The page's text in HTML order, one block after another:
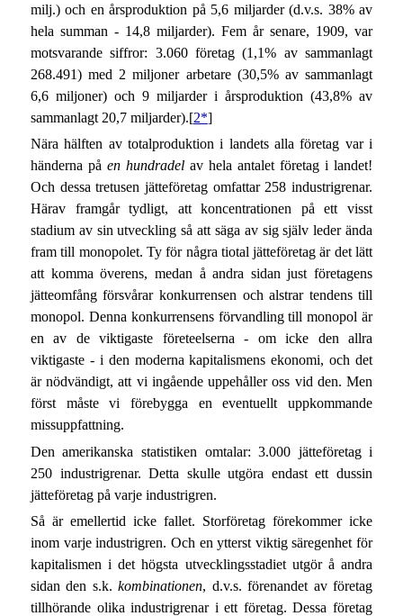
milj.) och en årsproduktion på 5,6 miljarder (d.v.s. 38% av
hela summan - 14,8 miljarder). Fem år senare, 1909, var
motsvarande siffror: 3.060 företag (1,1% av sammanlagt
268.491) med 2 miljoner arbetare (30,5% av sammanlagt
6,6 miljoner) och 9 miljarder i årsproduktion (43,8% av
sammanlagt 20,7 miljarder).[2*]
Nära hälften av totalproduktion i landets alla företag var i
händerna på en hundradelav hela antalet företag i landet!
Och dessa tretusen jätteföretag omfattar 258 industrigrenar.
Härav framgår tydligt, att koncentrationen på ett visst
stadium av sin utveckling så att säga av sig själv leder ända
fram till monopolet. Ty för några tiotal jätteföretag är det lätt
att komma överens, medan å andra sidan just företagens
jätteomfång försvårar konkurrensen och alstrar tendens till
monopol. Denna konkurrensens förvandling till monopol är
en av de viktigaste företeelserna - om icke den allra
viktigaste - i den moderna kapitalismens ekonomi, och det
är nödvändigt, att vi ingående uppehåller oss vid den. Men
först måste vi förebygga en eventuellt uppkommande
missuppfattning.
Den amerikanska statistiken omtalar: 3.000 jätteföretag i
250 industrigrenar. Detta skulle utgöra endast ett dussin
jätteföretag på varje industrigren.
Så är emellertid icke fallet. Storföretag förekommer icke
inom varje industrigren. Och en ytterst viktig säregenhet för
kapitalismen i det högsta utvecklingsstadiet utgör å andra
sidan den s.k.kombinationen, d.v.s. förenandet av företag
tillhörande olika industrigrenar i ett företag. Dessa företag